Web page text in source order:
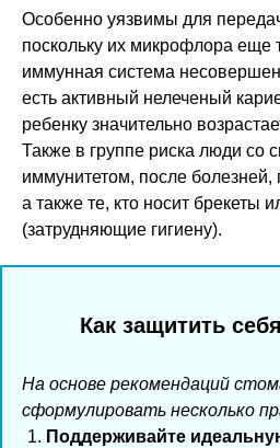
Особенно уязвимы для
поскольку их микрофлора еще
иммунная система
есть активный нелеченый
ребенку значительно
Также в группе риска люди со
иммунитетом, после болезней,
а также те, кто носит брекеты
(затрудняющие гигиену).
Как защитить
На основе рекомендаций
сформулировать несколько
Поддерживайте